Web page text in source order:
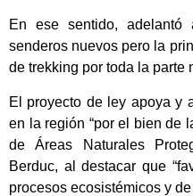
En ese sentido, adelantó
senderos nuevos pero la
de trekking por toda la parte
El proyecto de ley apoya y
en la región “por el bien de
de Áreas Naturales
Berduc, al destacar que
procesos ecosistémicos y